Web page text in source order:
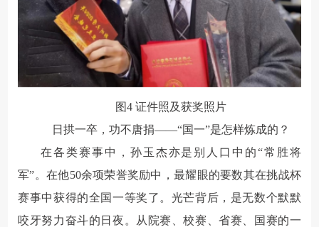
图4 证件照及获奖照片
日拱一卒，功不唐捐——“国一”是怎样炼成的？
在各类赛事中，孙玉杰亦是别人口中的“常胜将
军”。在他50余项荣誉奖励中，最耀眼的要数其在挑战杯
赛事中获得的全国一等奖了。光芒背后，是无数个默默
咬牙努力奋斗的日夜。从院赛、校赛、省赛、国赛的一